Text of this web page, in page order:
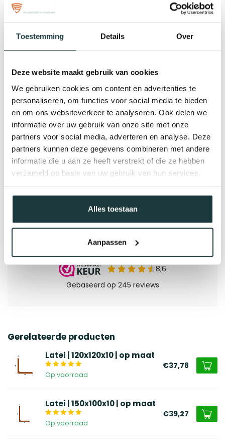
Toestemming Details Over
Deze website maakt gebruik van cookies
We gebruiken cookies om content en advertenties te
personaliseren, om functies voor social media te bieden
en om ons websiteverkeer te analyseren. Ook delen we
informatie over uw gebruik van onze site met onze
partners voor social media, adverteren en analyse. Deze
partners kunnen deze gegevens combineren met andere
informatie die u aan ze heeft verstrekt of die ze hebben
verzameld op basis van uw gebruik van hun services.
Alles toestaan
Aanpassen
woord!
Specificaties
Gerelateerde producten
Latei | 120x120x10 | op maat
Op voorraad
€37,78
Latei | 150x100x10 | op maat
Op voorraad
€39,27